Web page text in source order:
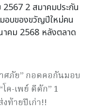
2 สมาคมประกัน
อบของขวัญปีใหม่คน
าคม 2568 หลังตลาด
ศภัย” กอดคอกันมอบ
ค-เพย์ ดีดัก” 1
ท้ายปีเก่า!!